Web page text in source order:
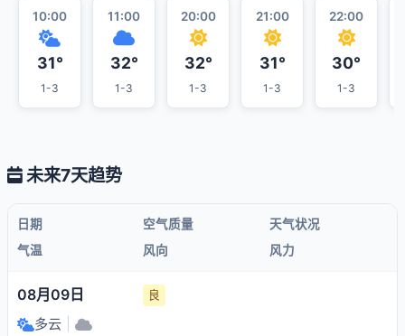
10:00
31°
1-3
11:00
32°
1-3
20:00
32°
1-3
21:00
31°
1-3
22:00
30°
1-3
未来7天趋势
日期 空气质量
天气状况
气温
风向 风力
08月09日 良
多云